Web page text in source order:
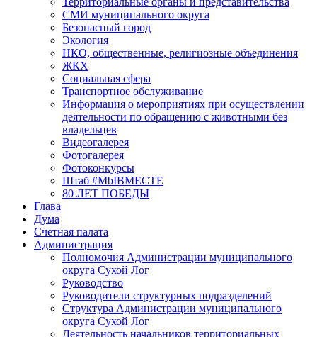
СМИ муниципального округа
Безопасный город
Экология
НКО, общественные, религиозные объединения
ЖКХ
Социальная сфера
Транспортное обслуживание
Информация о мероприятиях при осуществлении
деятельности по обращению с животными без
владельцев
Видеогалерея
Фотогалерея
Фотоконкурсы
Штаб #MbIBMECTE
80 ЛЕТ ПОБЕДЫ
Глава
Дума
Счетная палата
Администрация
Полномочия Администрации муниципального
округа Сухой Лог
Руководство
Руководители структурных подразделений
Структура Администрации муниципального
округа Сухой Лог
Деятельность начальников территориальных